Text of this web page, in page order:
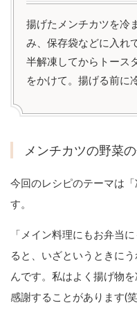
揚げたメンチカツを冷
み、保存袋などに入れ
半解凍してからトース
をかけて。揚げる前に
メンチカツの野菜
今回のレシピのテーマは
す。
「メイン料理にもお弁当
ると、いざというときに
んです。私はよく揚げ物
感謝することがあります(